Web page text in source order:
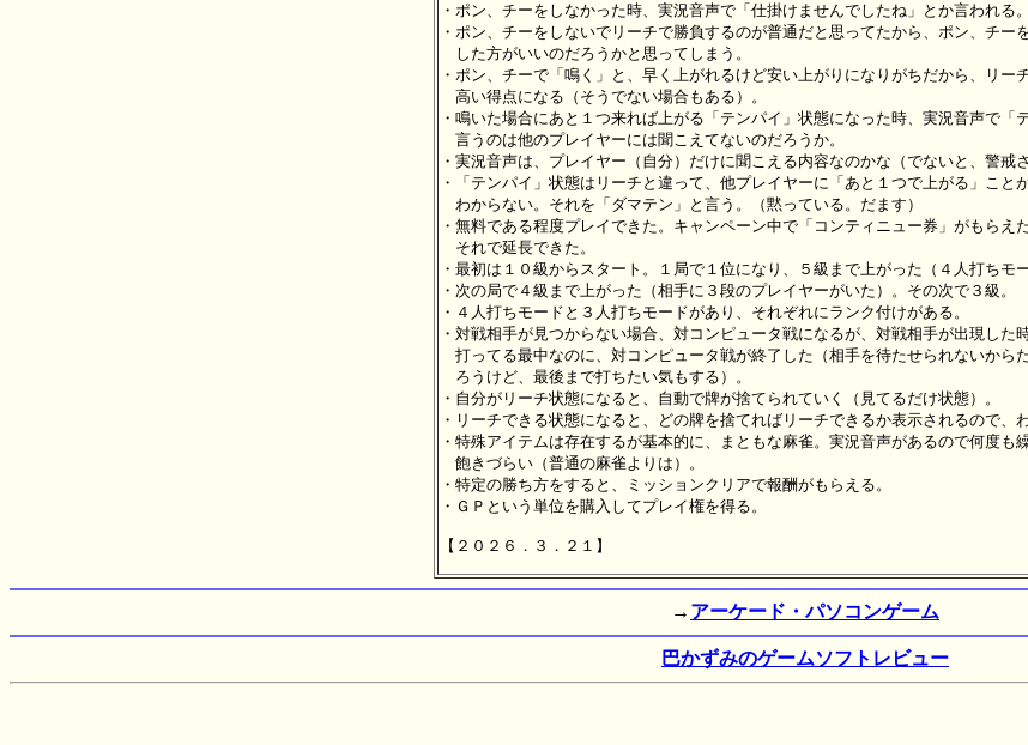
・ポン、チーをしなかった時、実況音声で「仕掛けませんでしたね」とか言われる。
・ポン、チーをしないでリーチで勝負するのが普通だと思ってたから、ポン、チー
した方がいいのだろうかと思ってしまう。
・ポン、チーで「鳴く」と、早く上がれるけど安い上がりになりがちだから、リー
高い得点になる（そうでない場合もある）。
・鳴いた場合にあと１つ来れば上がる「テンパイ」状態になった時、実況音声で「
言うのは他のプレイヤーには聞こえてないのだろうか。
・実況音声は、プレイヤー（自分）だけに聞こえる内容なのかな（でないと、警戒
・「テンパイ」状態はリーチと違って、他プレイヤーに「あと１つで上がる」こと
わからない。それを「ダマテン」と言う。（黙っている。だます）
・無料である程度プレイできた。キャンペーン中で「コンティニュー券」がもらえた
それで延長できた。
・最初は１０級からスタート。１局で１位になり、５級まで上がった（４人打ちモー
・次の局で４級まで上がった（相手に３段のプレイヤーがいた）。その次で３級。
・４人打ちモードと３人打ちモードがあり、それぞれにランク付けがある。
・対戦相手が見つからない場合、対コンピュータ戦になるが、対戦相手が出現した時
打ってる最中なのに、対コンピュータ戦が終了した（相手を待たせられないから
ろうけど、最後まで打ちたい気もする）。
・自分がリーチ状態になると、自動で牌が捨てられていく（見てるだけ状態）。
・リーチできる状態になると、どの牌を捨てればリーチできるか表示されるので、
・特殊アイテムは存在するが基本的に、まともな麻雀。実況音声があるので何度も
飽きづらい（普通の麻雀よりは）。
・特定の勝ち方をすると、ミッションクリアで報酬がもらえる。
・ＧＰという単位を購入してプレイ権を得る。
→ アーケード・パソコンゲーム
巴かずみのゲームソフトレビュー